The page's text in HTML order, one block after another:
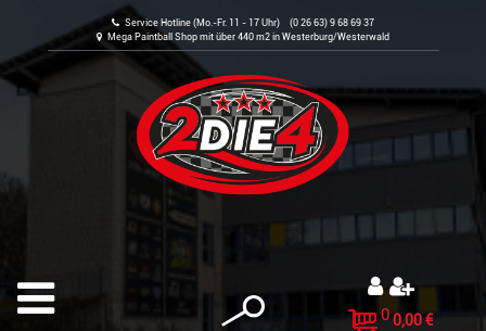
Service Hotline (Mo.-Fr. 11 - 17 Uhr) (0 26 63) 9 68 69 37
Mega Paintball Shop mit über 440 m2 in Westerburg/Westerwald
0 0,00 €